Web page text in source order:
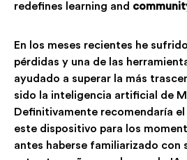
redefines learning and
En los meses recientes he
pérdidas y una de las
ayudado a superar la más
sido la inteligencia artificial de
Definitivamente recomendaría
este dispositivo para los
antes haberse familiarizado con